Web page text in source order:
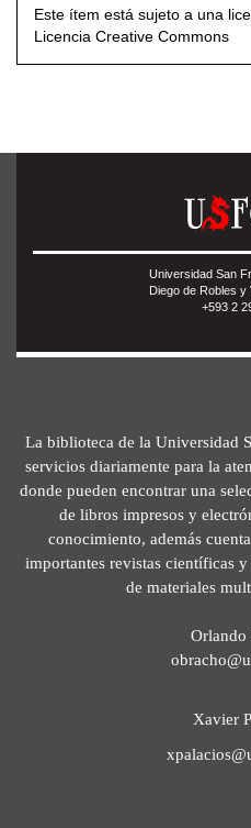
Este ítem está sujeto a una
Licencia Creative Commons
Universidad San
Diego de Robles
+593 2
La biblioteca de la Universidad
servicios diariamente para la
donde pueden encontrar una
de libros impresos y
conocimiento, además
importantes revistas científicas
de materiales
Orlando
Xavier